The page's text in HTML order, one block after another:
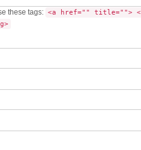
these tags: <a href="" title="">